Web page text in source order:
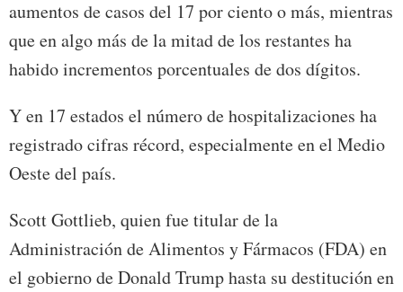
aumentos de casos del 17 por ciento o más, mientras
que en algo más de la mitad de los restantes ha
habido incrementos porcentuales de dos dígitos.
Y en 17 estados el número de hospitalizaciones ha
registrado cifras récord, especialmente en el Medio
Oeste del país.
Scott Gottlieb, quien fue titular de la
Administración de Alimentos y Fármacos (FDA) en
el gobierno de Donald Trump hasta su destitución en